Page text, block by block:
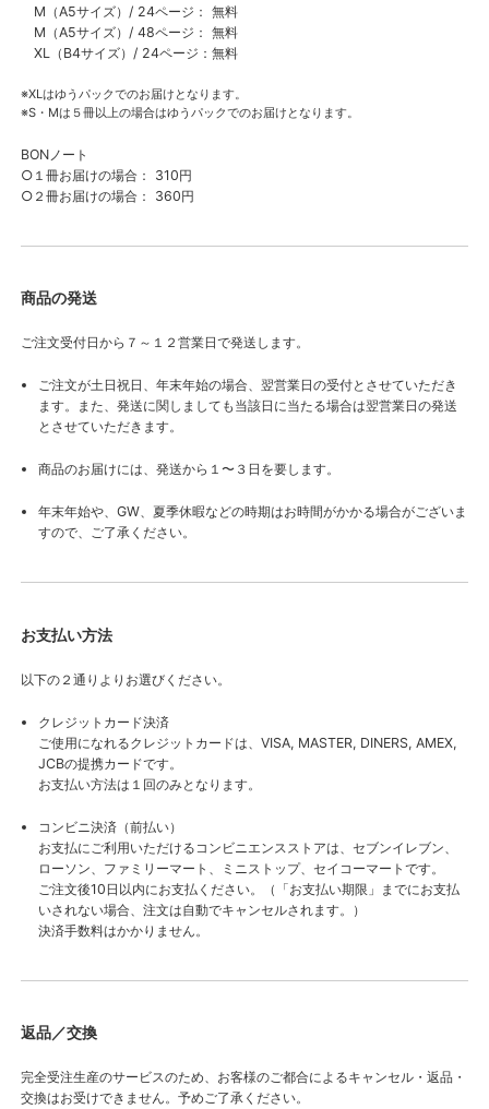
M（A5サイズ）/ 24ページ： 無料
M（A5サイズ）/ 48ページ： 無料
XL（B4サイズ）/ 24ページ：無料
※XLはゆうパックでのお届けとなります。
※S・Mは５冊以上の場合はゆうパックでのお届けとなります。
BONノート
○１冊お届けの場合： 310円
○２冊お届けの場合： 360円
商品の発送
ご注文受付日から７～１２営業日で発送します。
ご注文が土日祝日、年末年始の場合、翌営業日の受付とさせていただき
ます。また、発送に関しましても当該日に当たる場合は翌営業日の発送
とさせていただきます。
商品のお届けには、発送から１〜３日を要します。
年末年始や、GW、夏季休暇などの時期はお時間がかかる場合がございま
すので、ご了承ください。
お支払い方法
以下の２通りよりお選びください。
クレジットカード決済
ご使用になれるクレジットカードは、VISA, MASTER, DINERS, AMEX,
JCBの提携カードです。
お支払い方法は１回のみとなります。
コンビニ決済（前払い）
お支払にご利用いただけるコンビニエンスストアは、セブンイレブン、
ローソン、ファミリーマート、ミニストップ、セイコーマートです。
ご注文後10日以内にお支払ください。（「お支払い期限」までにお支払
いされない場合、注文は自動でキャンセルされます。）
決済手数料はかかりません。
返品／交換
完全受注生産のサービスのため、お客様のご都合によるキャンセル・返品・
交換はお受けできません。予めご了承ください。